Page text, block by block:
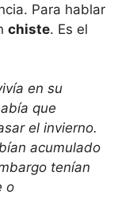
Para hablar
chiste. Es el
en su
que
el invierno.
acumulado
tenían
o